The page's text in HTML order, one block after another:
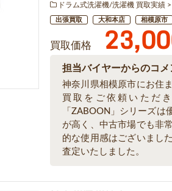
ドラム式洗濯機/洗濯機 買取実績
出張買取 大和本店 相模原市
買取価格
担当バイヤーからのコメ
神奈川県相模原市にお住
買取をご依頼いただ
「ZABOON」シリーズ
が高く、中古市場でも非
的な使用感はございまし
査定いたしました。